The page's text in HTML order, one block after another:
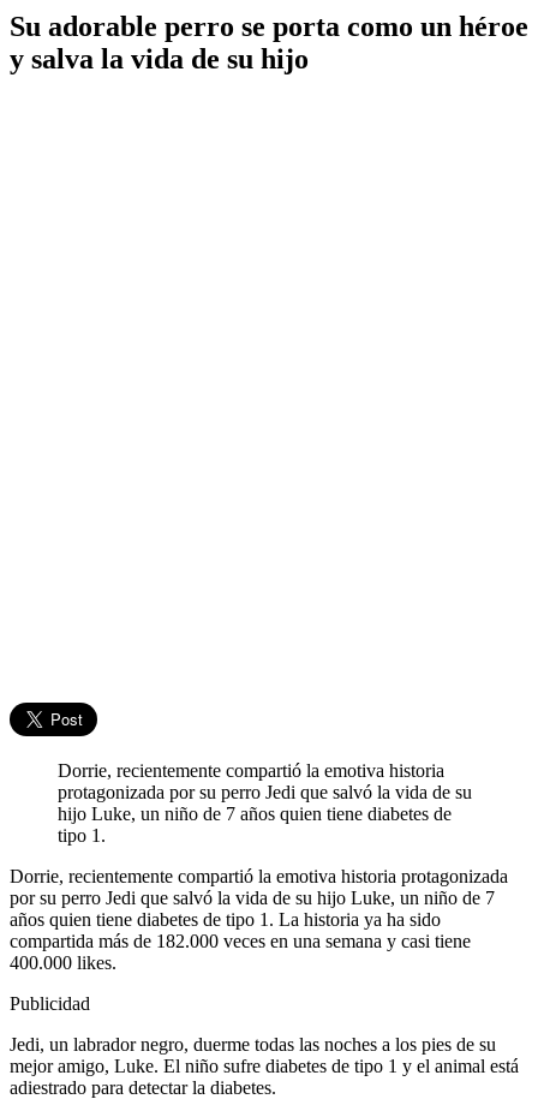
Su adorable perro se porta como un héroe
y salva la vida de su hijo
Dorrie, recientemente compartió la emotiva historia
protagonizada por su perro Jedi que salvó la vida de su
hijo Luke, un niño de 7 años quien tiene diabetes de
tipo 1.
Dorrie, recientemente compartió la emotiva historia protagonizada
por su perro Jedi que salvó la vida de su hijo Luke, un niño de 7
años quien tiene diabetes de tipo 1. La historia ya ha sido
compartida más de 182.000 veces en una semana y casi tiene
400.000 likes.
Publicidad
Jedi, un labrador negro, duerme todas las noches a los pies de su
mejor amigo, Luke. El niño sufre diabetes de tipo 1 y el animal está
adiestrado para detectar la diabetes.